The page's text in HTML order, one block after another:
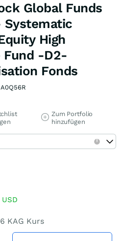
Global Funds
Systematic
High
Fund -D2-
Fonds
A0Q56R
Zum Portfolio
hinzufügen
USD
KAG Kurs